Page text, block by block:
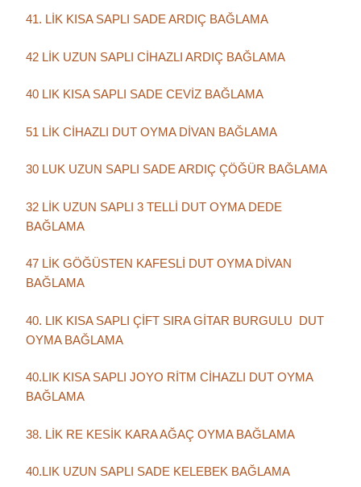
41. LİK KISA SAPLI SADE ARDIÇ BAĞLAMA
42 LİK UZUN SAPLI CİHAZLI ARDIÇ BAĞLAMA
40 LIK KISA SAPLI SADE CEVİZ BAĞLAMA
51 LİK CİHAZLI DUT OYMA DİVAN BAĞLAMA
30 LUK UZUN SAPLI SADE ARDIÇ ÇÖĞÜR BAĞLAMA
32 LİK UZUN SAPLI 3 TELLİ DUT OYMA DEDE
BAĞLAMA
47 LİK GÖĞÜSTEN KAFESLİ DUT OYMA DİVAN
BAĞLAMA
40. LIK KISA SAPLI ÇİFT SIRA GİTAR BURGULU DUT
OYMA BAĞLAMA
40.LIK KISA SAPLI JOYO RİTM CİHAZLI DUT OYMA
BAĞLAMA
38. LİK RE KESİK KARA AĞAÇ OYMA BAĞLAMA
40.LIK UZUN SAPLI SADE KELEBEK BAĞLAMA